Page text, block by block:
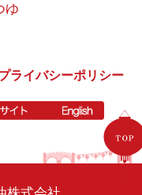
ゆ
ライバシーポリシー